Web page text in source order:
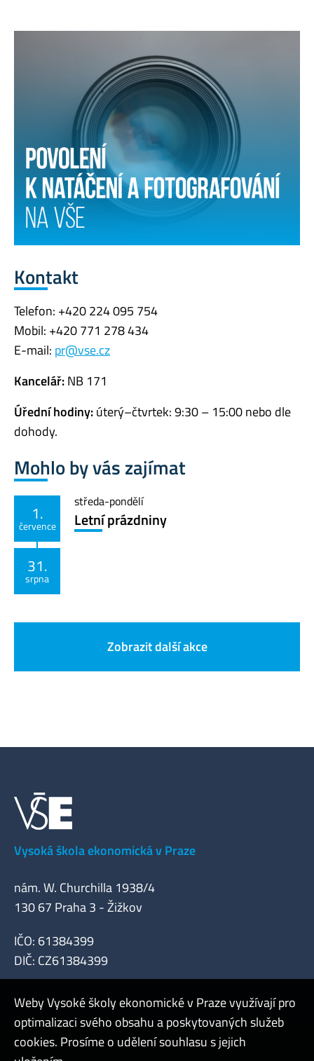
Kontakt
Telefon: +420 224 095 754
Mobil: +420 771 278 434
E-mail: pr@vse.cz
Kancelář:NB 171
Úřední hodiny:úterý–čtvrtek: 9:30 – 15:00 nebo dle
dohody.
Mohlo by vás zajímat
1.
července
31.
srpna
středa-pondělí
Letní prázdniny
Zobrazit další akce
Vysoká škola ekonomická v Praze
nám. W. Churchilla 1938/4
130 67 Praha 3 - Žižkov
IČO: 61384399
DIČ: CZ61384399
Admin
Weby Vysoké školy ekonomické v Praze využívají pro
optimalizaci svého obsahu a poskytovaných služeb
cookies. Prosíme o udělení souhlasu s jejich